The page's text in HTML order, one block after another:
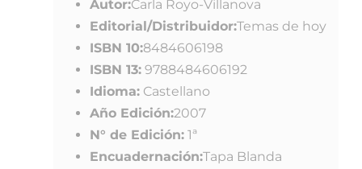
Autor:Carla Royo-Villanova
Editorial/Distribuidor:Temas de hoy
ISBN 10:8484606198
ISBN 13: 9788484606192
Idioma: Castellano
Año Edición:2007
N° de Edición: 1ª
Encuadernación:Tapa Blanda